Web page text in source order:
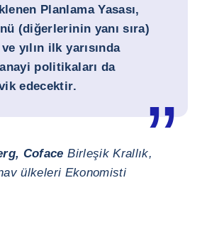
Planlama Yasası,
(diğerlerinin yanı sıra)
yılın ilk yarısında
politikaları da
edecektir.
CofaceBirleşik Krallık,
ülkeleri Ekonomisti